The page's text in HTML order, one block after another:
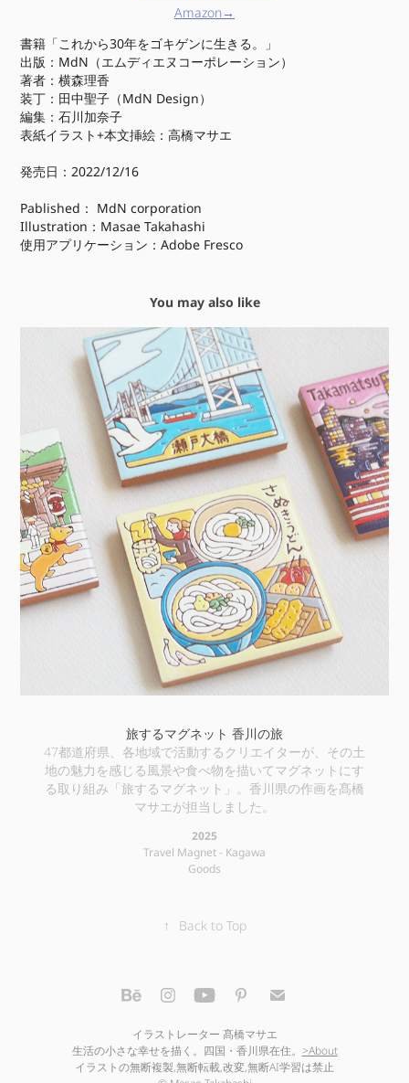
Amazon→
書籍「これから30年をゴキゲンに生きる。」
出版：MdN（エムディエヌコーポレーション）
著者：横森理香
装丁：田中聖子（MdN Design）
編集：石川加奈子
表紙イラスト+本文挿絵：高橋マサエ
発売日：2022/12/16
Pablished： MdN corporation
Illustration：Masae Takahashi
使用アプリケーション：Adobe Fresco
You may also like
旅するマグネット 香川の旅
47都道府県、各地域で活動するクリエイターが、その土
地の魅力を感じる風景や食べ物を描いてマグネットにす
る取り組み「旅するマグネット」。香川県の作画を髙橋
マサエが担当しました。
2025
Travel Magnet - Kagawa
Goods
↑ Back to Top
イラストレーター 髙橋マサエ
生活の小さな幸せを描く。四国・香川県在住。 >About
イラストの無断複製,無断転載,改変,無断AI学習は禁止